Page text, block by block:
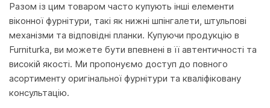
Разом із цим товаром часто купують інші елементи
віконної фурнітури, такі як нижні шпінгалети, штульпові
механізми та відповідні планки. Купуючи продукцію в
Furniturka, ви можете бути впевнені в її автентичності та
високій якості. Ми пропонуємо доступ до повного
асортименту оригінальної фурнітури та кваліфіковану
консультацію.